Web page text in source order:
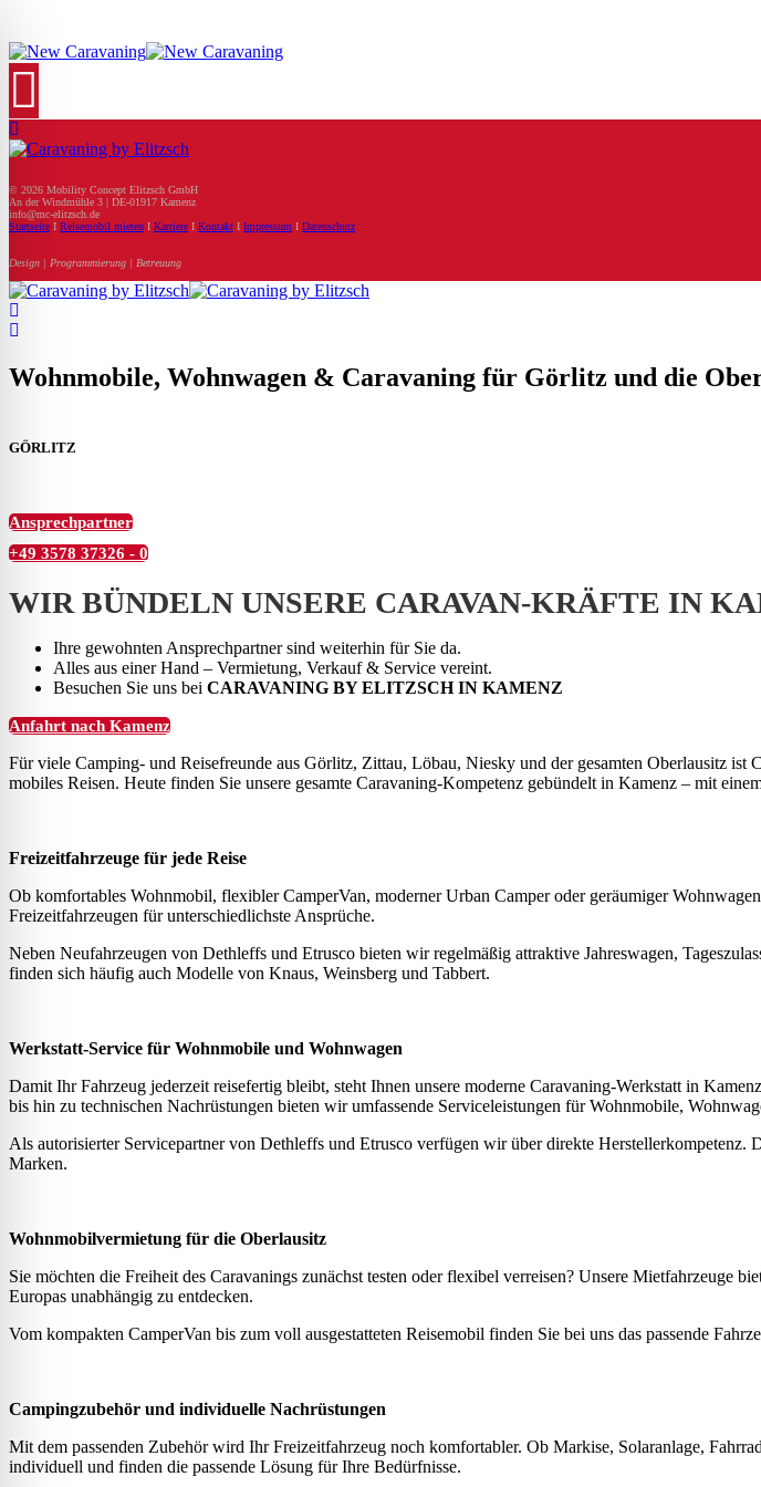
© 2026 Mobility Concept Elitzsch GmbH
An der Windmühle 3 | DE-01917 Kamenz
info@mc-elitzsch.de
Startseite I Reisemobil mieten I Karriere I Kontakt I Impressum I Datenschutz
Design | Programmierung | Betreuung
Wohnmobile, Wohnwagen & Caravaning für Görlitz und die
GÖRLITZ
Ansprechpartner
+49 3578 37326 - 0
WIR BÜNDELN UNSERE CARAVAN-KRÄFTE IN
Ihre gewohnten Ansprechpartner sind weiterhin für Sie da.
Alles aus einer Hand – Vermietung, Verkauf & Service vereint.
Besuchen Sie uns bei CARAVANING BY ELITZSCH IN KAMENZ
Anfahrt nach Kamenz
Für viele Camping- und Reisefreunde aus Görlitz, Zittau, Löbau, Niesky und der gesamten Oberlausitz ist
mobiles Reisen. Heute finden Sie unsere gesamte Caravaning-Kompetenz gebündelt in Kamenz – mit
Freizeitfahrzeuge für jede Reise
Ob komfortables Wohnmobil, flexibler CamperVan, moderner Urban Camper oder geräumiger
Freizeitfahrzeugen für unterschiedlichste Ansprüche.
Neben Neufahrzeugen von Dethleffs und Etrusco bieten wir regelmäßig attraktive Jahreswagen,
finden sich häufig auch Modelle von Knaus, Weinsberg und Tabbert.
Werkstatt-Service für Wohnmobile und Wohnwagen
Damit Ihr Fahrzeug jederzeit reisefertig bleibt, steht Ihnen unsere moderne Caravaning-Werkstatt in
bis hin zu technischen Nachrüstungen bieten wir umfassende Serviceleistungen für Wohnmobile,
Als autorisierter Servicepartner von Dethleffs und Etrusco verfügen wir über direkte Herstellerkompetenz.
Marken.
Wohnmobilvermietung für die Oberlausitz
Sie möchten die Freiheit des Caravanings zunächst testen oder flexibel verreisen? Unsere Mietfahrzeuge
Europas unabhängig zu entdecken.
Vom kompakten CamperVan bis zum voll ausgestatteten Reisemobil finden Sie bei uns das passende
Campingzubehör und individuelle Nachrüstungen
Mit dem passenden Zubehör wird Ihr Freizeitfahrzeug noch komfortabler. Ob Markise, Solaranlage,
individuell und finden die passende Lösung für Ihre Bedürfnisse.